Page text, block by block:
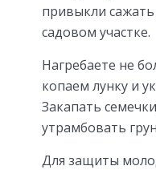
привыкли
садовом участке.
Нагребаете не
копаем лунку и
Закапать
утрамбовать
Для защиты